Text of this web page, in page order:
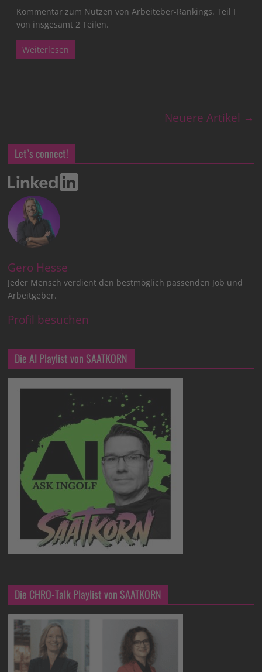
Kommentar zum Nutzen von Arbeiteber-Rankings. Teil I
von insgesamt 2 Teilen.
Weiterlesen
Neuere Artikel →
Let’s connect!
Gero Hesse
Jeder Mensch verdient den bestmöglich passenden Job und
Arbeitgeber.
Profil besuchen
Die AI Playlist von SAATKORN
Die CHRO-Talk Playlist von SAATKORN